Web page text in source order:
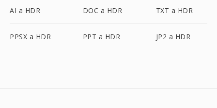
AI a HDR DOC a HDR TXT a HDR
PPSX a HDR PPT a HDR JP2 a HDR